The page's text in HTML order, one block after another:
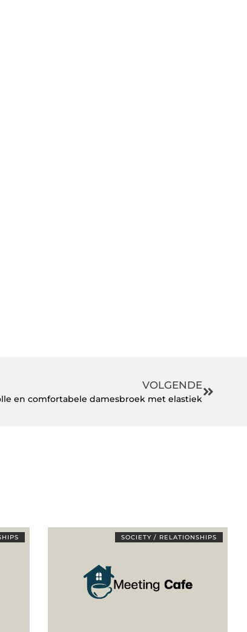
VOLGENDE
en comfortabele damesbroek met elastiek
SOCIETY / RELATIONSHIPS